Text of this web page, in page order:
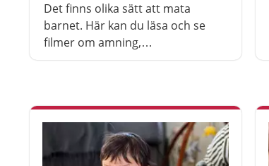
Det finns olika sätt att mata
barnet. Här kan du läsa och se
filmer om amning,